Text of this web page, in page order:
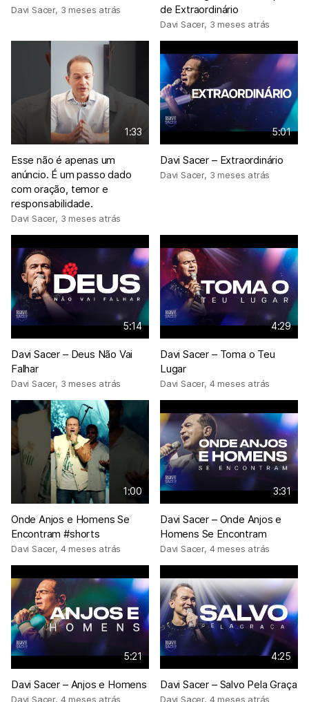
Davi Sacer, 3 meses atrás
de Extraordinário
Davi Sacer, 3 meses atrás
1:33
Esse não é apenas um
anúncio. É um passo dado
com oração, temor e
responsabilidade.
Davi Sacer, 3 meses atrás
5:01
Davi Sacer – Extraordinário
Davi Sacer, 3 meses atrás
5:14
Davi Sacer – Deus Não Vai
Falhar
Davi Sacer, 3 meses atrás
4:29
Davi Sacer – Toma o Teu
Lugar
Davi Sacer, 4 meses atrás
1:00
Onde Anjos e Homens Se
Encontram #shorts
Davi Sacer, 4 meses atrás
3:31
Davi Sacer – Onde Anjos e
Homens Se Encontram
Davi Sacer, 4 meses atrás
5:21
Davi Sacer – Anjos e Homens
Davi Sacer, 4 meses atrás
4:25
Davi Sacer – Salvo Pela Graça
Davi Sacer, 4 meses atrás